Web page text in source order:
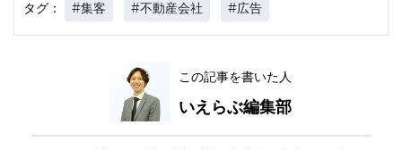
タグ： #集客 #不動産会社 #広告
この記事を書いた人
いえらぶ編集部